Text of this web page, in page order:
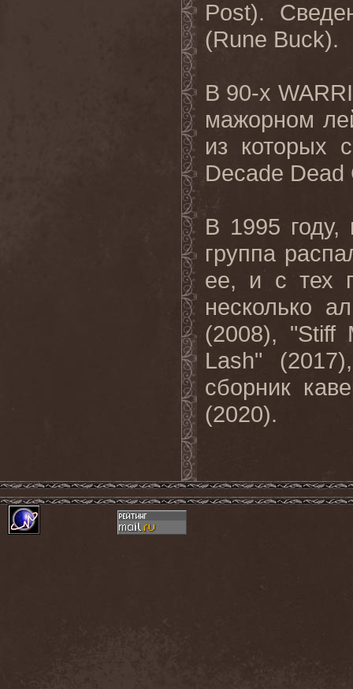
Post).
(Rune Buck).
В 90-х
мажорном
из которых
Decade Dead
В 1995 году,
группа
ее, и с тех
несколько
(2008), "Stiff
Lash"
сборник
(2020).